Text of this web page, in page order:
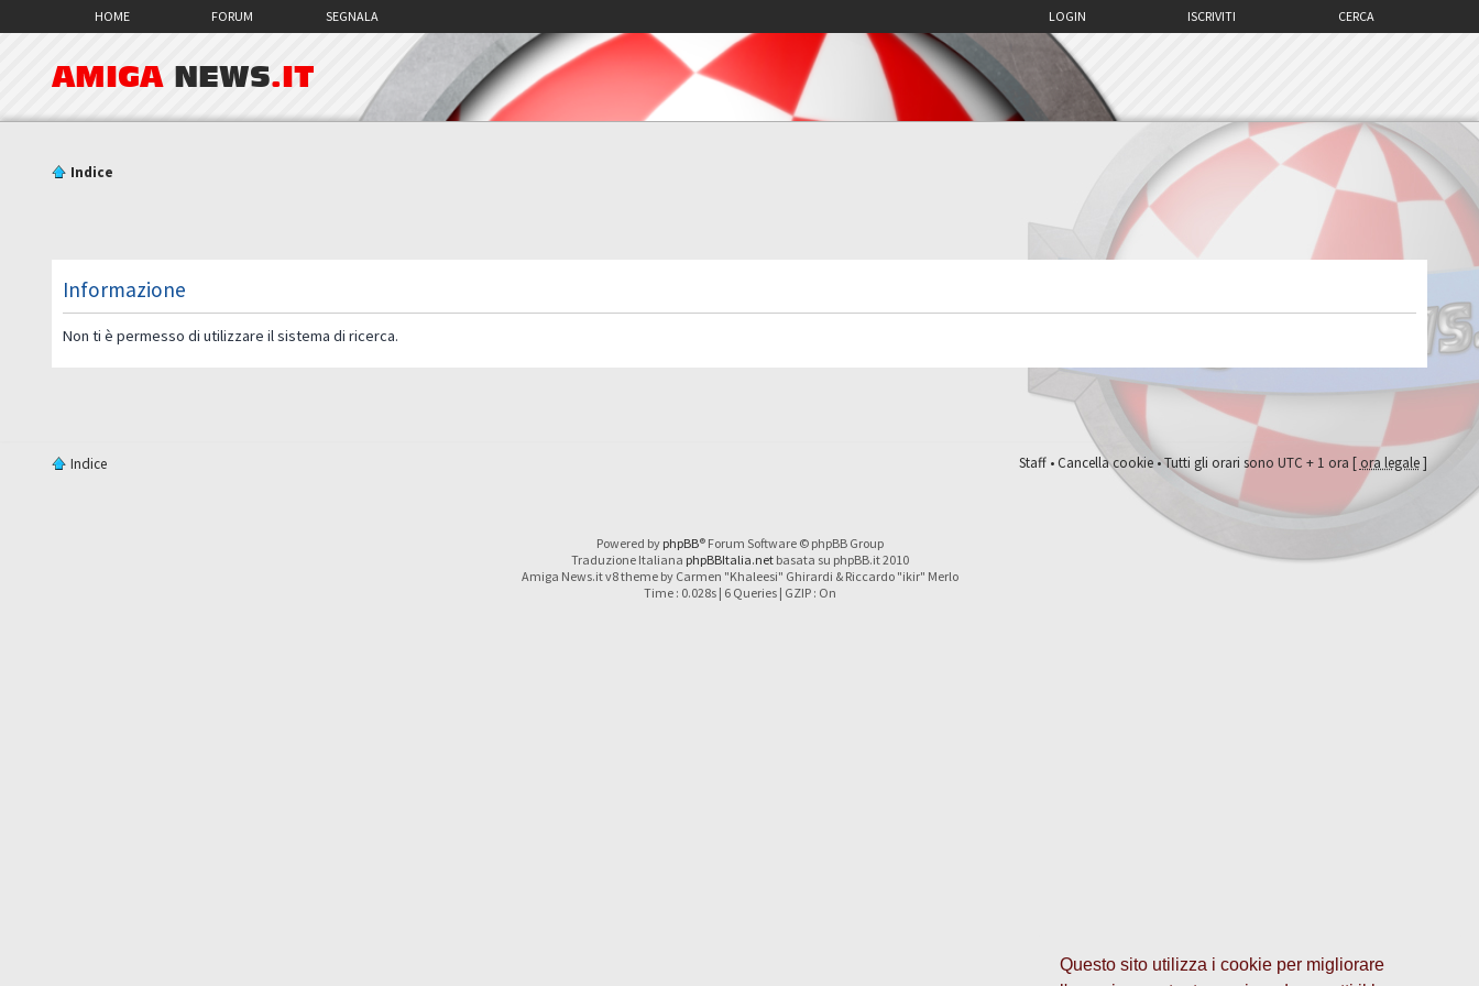
Questo sito utilizza i cookie per migliorare
HOME FORUM SEGNALA CERCA
ISCRIVITI
LOGIN
AMIGA NEWS.IT
Indice
Informazione
Non ti è permesso di utilizzare il sistema di ricerca.
Indice Staff•Cancella cookie• Tutti gli orari sono UTC + 1 ora [ ora legale]
Powered by phpBB® Forum Software © phpBB Group
Traduzione Italiana phpBBItalia.netbasata su phpBB.it 2010
Amiga News.it v8 theme by Carmen "Khaleesi" Ghirardi & Riccardo "ikir" Merlo
Time : 0.028s | 6 Queries | GZIP : On